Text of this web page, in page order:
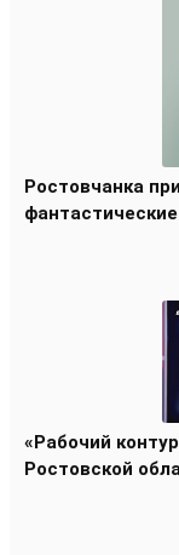
Ростовчанка
«Рабочий
Ростовской